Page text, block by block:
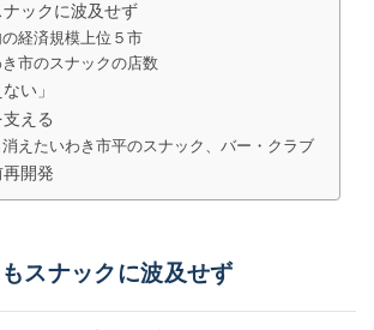
ックに波及せず
経済規模上位５市
市のスナックの店数
い」
える
えたいわき市平のスナック、バー・クラブ
開発
スナックに波及せず